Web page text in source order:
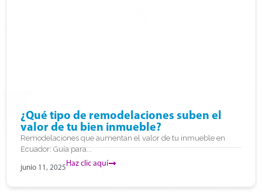
¿Qué tipo de remodelaciones suben el
valor de tu bien inmueble?
Remodelaciones que aumentan el valor de tu inmueble en
Ecuador: Guía para...
junio 11, 2025Haz clic aquí